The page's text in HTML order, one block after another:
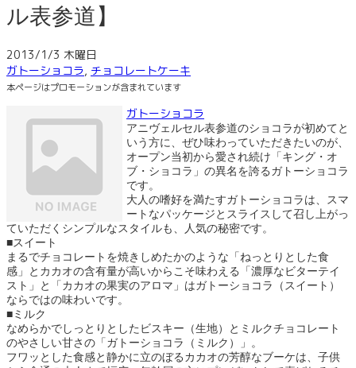
ル表参道】
2013/1/3 木曜日
ガトーショコラ , チョコレートケーキ
本ページはプロモーションが含まれています
ガトーショコラ
アニヴェルセル表参道のショコラが初めてと
いう方に、ぜひ味わっていただきたいのが、
オープン当初から愛され続け「キング・オ
ブ・ショコラ」の異名を誇るガトーショコラ
です。
大人の嗜好を満たすガトーショコラは、スマ
ートなパッケージとスライスして召し上がっ
ていただくシンプルなスタイルも、人気の秘密です。
■スイート
まるでチョコレートを焼きしめたかのような「ねっとりとした食
感」とカカオの含有量が高いからこそ味わえる「濃厚なビターテイ
スト」と「カカオの果実のアロマ」はガトーショコラ（スイート）
ならではの味わいです。
■ミルク
なめらかでしっとりとしたビスキー（生地）とミルクチョコレート
のやさしい甘さの「ガトーショコラ（ミルク）」。
フワッとした食感と静かに立のぼるカカオの芳醇なブーケは、子供